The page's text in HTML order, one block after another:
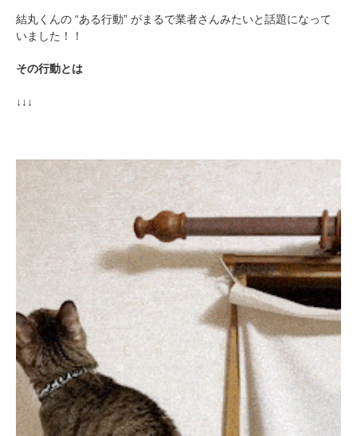
結丸くんの “ある行動” がまるで業者さんみたいと話題になって
いました！！
その行動とは
↓↓↓